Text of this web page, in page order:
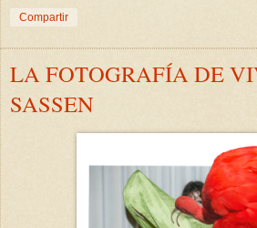
Compartir
LA FOTOGRAFÍA DE
SASSEN